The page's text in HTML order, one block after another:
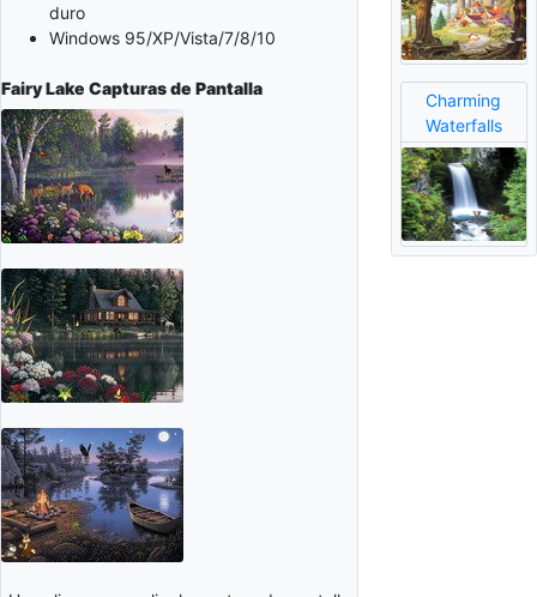
duro
Windows 95/XP/Vista/7/8/10
Fairy Lake Capturas de Pantalla
Charming
Waterfalls